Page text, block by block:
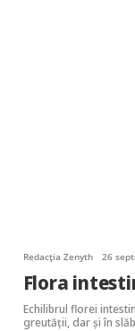
Redacția Zenyth 26
Flora
Echilibrul florei
greutăţii, dar şi în